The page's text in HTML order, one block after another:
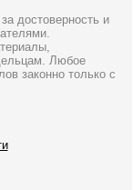
достоверность и
Любое
законно только с